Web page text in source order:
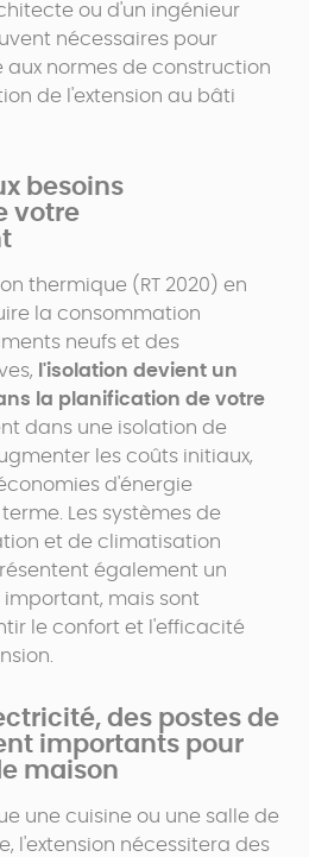
ou d'un ingénieur
nécessaires pour
aux normes de construction
de l'extension au bâti
besoins
votre
thermique (RT 2020) en
la consommation
neufs et des
l'isolation devient un
la planification de votre
dans une isolation de
les coûts initiaux,
d'énergie
Les systèmes de
et de climatisation
également un
mais sont
le confort et l'efficacité
des postes de
importants pour
maison
une cuisine ou une salle de
l'extension nécessitera des